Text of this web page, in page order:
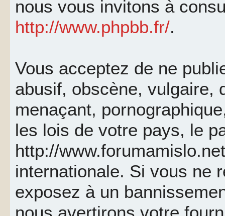
nous vous invitons à
http://www.phpbb.fr/.
Vous acceptez de ne
abusif, obscène, vulgaire,
menaçant,
les lois de votre pays, le
http://
internationale. Si vous ne
exposez à un